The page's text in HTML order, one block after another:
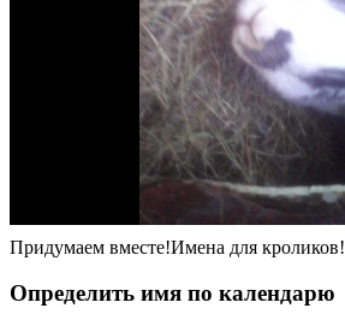
Придумаем вместе!Имена для кроликов!
Определить имя по календарю